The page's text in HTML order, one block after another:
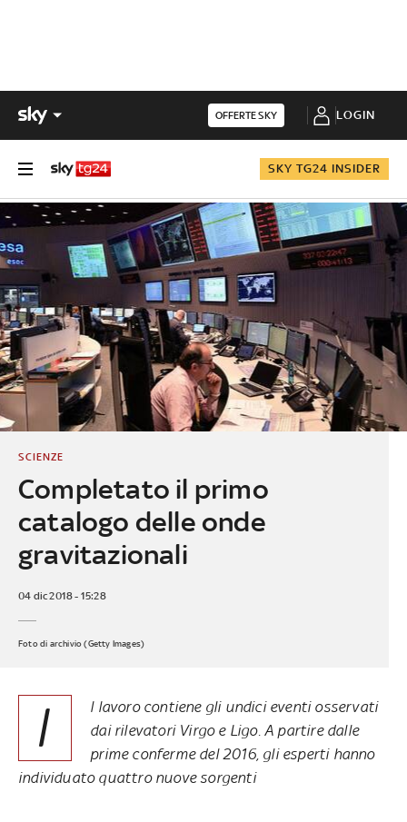
OFFERTE SKY LOGIN
SKY TG24 INSIDER
Completato il primo
catalogo delle onde
gravitazionali
SCIENZE
04 dic 2018 - 15:28
Foto di archivio (Getty Images)
I
l lavoro contiene gli undici eventi osservati
dai rilevatori Virgo e Ligo. A partire dalle
prime conferme del 2016, gli esperti hanno
individuato quattro nuove sorgenti